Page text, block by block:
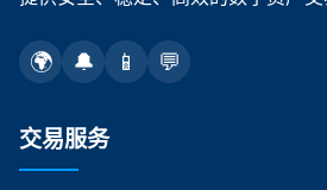
🌍 🔔 📱 💬
交易服务